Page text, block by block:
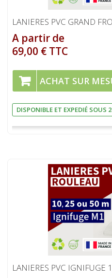
LANIERES PVC GRAND
A partir de
69,00 € TTC
ACHAT SUR
DISPONIBLE ET EXPEDIÉ SOUS
LANIERES PVC